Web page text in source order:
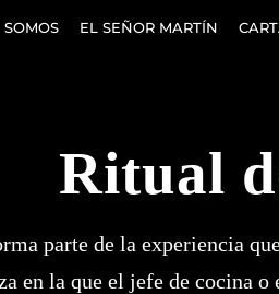
SOMOS EL SEÑOR MARTÍN
Ritual
parte de la experiencia
en la que el jefe de cocina